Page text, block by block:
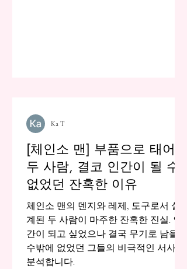
[체인소 맨] 부품으로 태어난
두 사람, 결코 인간이 될 수
없었던 잔혹한 이유
체인소 맨의 덴지와 레제, 도구로서 설
계된 두 사람이 마주한 잔혹한 진실. 인
간이 되고 싶었으나 결국 무기로 남을
수밖에 없었던 그들의 비극적인 서사를
분석합니다.
Ka T